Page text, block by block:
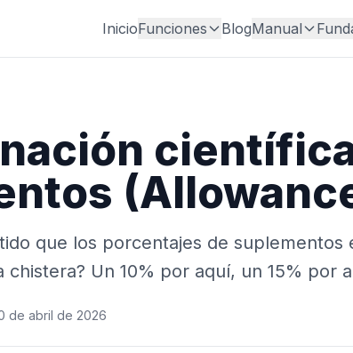
InicioFunciones BlogManual
que los porcentajes de suplementos
chistera? Un 10% por aquí, un 15% por
de abril de 2026